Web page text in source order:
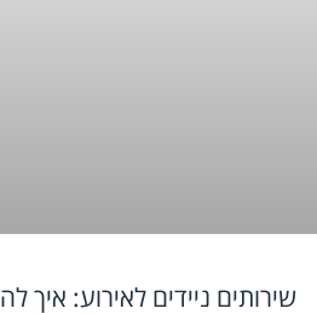
שירותים ניידים לאירוע: איך